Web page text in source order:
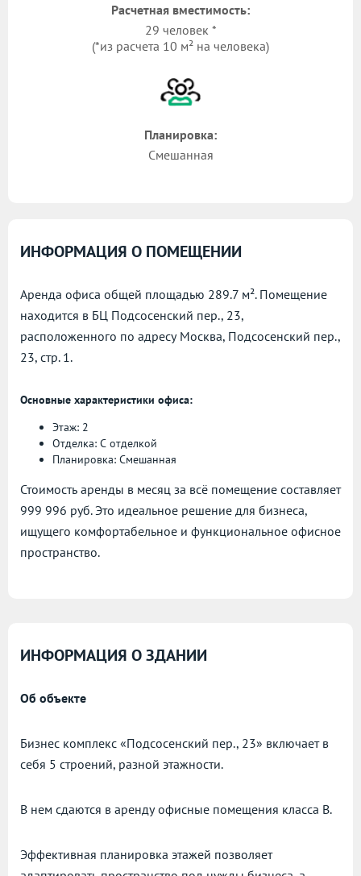
Расчетная вместимость:
29 человек *
(*из расчета 10 м² на человека)
Планировка:
Смешанная
ИНФОРМАЦИЯ О ПОМЕЩЕНИИ
Аренда офиса общей площадью 289.7 м². Помещение
находится в БЦ Подсосенский пер., 23,
расположенного по адресу Москва, Подсосенский пер.,
23, стр. 1.
Основные характеристики офиса:
Этаж: 2
Отделка: С отделкой
Планировка: Смешанная
Стоимость аренды в месяц за всё помещение составляет
999 996 руб. Это идеальное решение для бизнеса,
ищущего комфортабельное и функциональное офисное
пространство.
ИНФОРМАЦИЯ О ЗДАНИИ
Об объекте
Бизнес комплекс «Подсосенский пер., 23» включает в
себя 5 строений, разной этажности.
В нем сдаются в аренду офисные помещения класса B.
Эффективная планировка этажей позволяет